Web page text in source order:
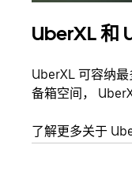
UberXL 和
UberXL 可容纳
备箱空间，
了解更多关于